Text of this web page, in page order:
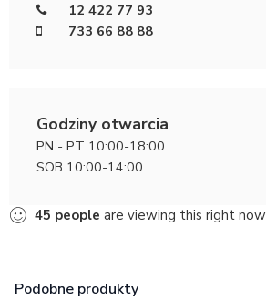
12 422 77 93
733 66 88 88
Godziny otwarcia
PN - PT 10:00-18:00
SOB 10:00-14:00
45 people are viewing this right now
Podobne produkty